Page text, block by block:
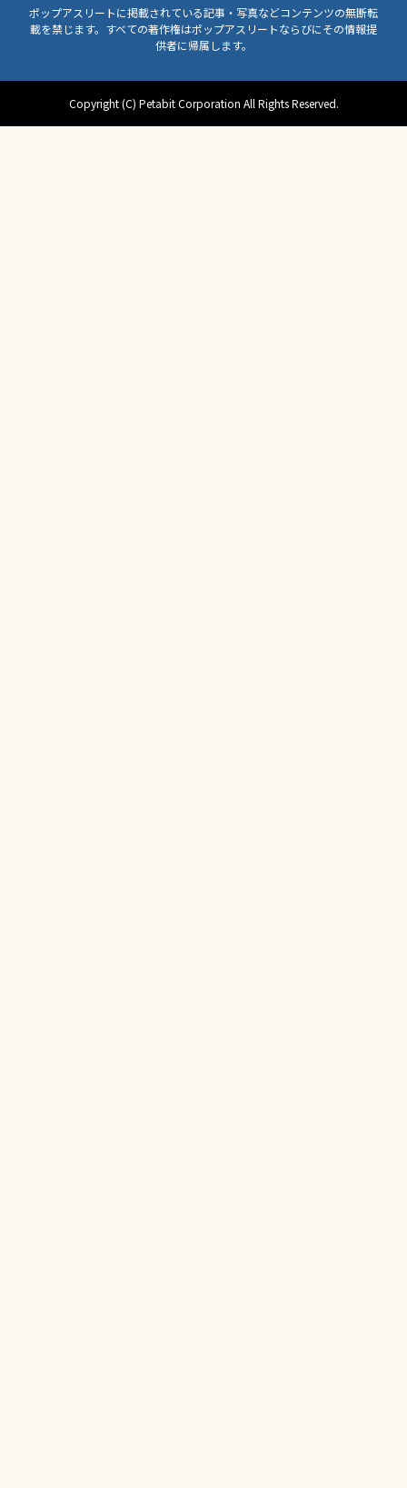
ポップアスリートに掲載されている記事・写真などコンテンツの無断転
載を禁じます。すべての著作権はポップアスリートならびにその情報提
供者に帰属します。
Copyright (C) Petabit Corporation All Rights Reserved.